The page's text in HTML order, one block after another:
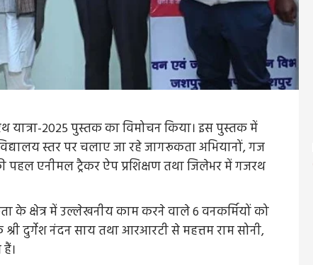
2025 पुस्तक का विमोचन किया। इस पुस्तक में
स्तर पर चलाए जा रहे जागरूकता अभियानों, गज
पहल एनीमल ट्रैकर ऐप प्रशिक्षण तथा जिलेभर में गजरथ
के क्षेत्र में उल्लेखनीय काम करने वाले 6 वनकर्मियों को
दुर्गेश नंदन साय तथा आरआरटी से महत्तम राम सोनी,